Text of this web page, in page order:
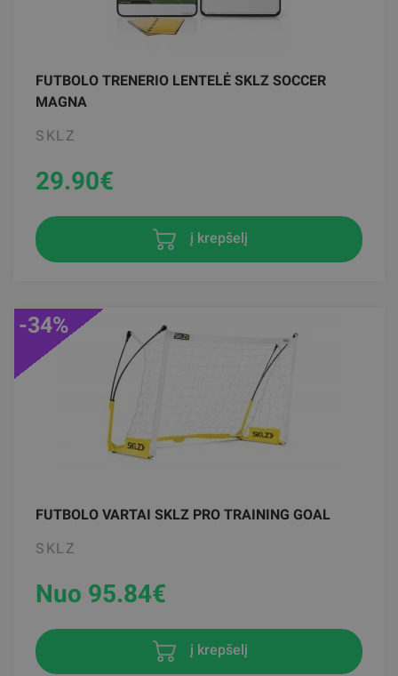
FUTBOLO TRENERIO LENTELĖ SKLZ SOCCER
MAGNA
SKLZ
29.90€
į krepšelį
FUTBOLO VARTAI SKLZ PRO TRAINING GOAL
SKLZ
-34%
Nuo 95.84€
į krepšelį